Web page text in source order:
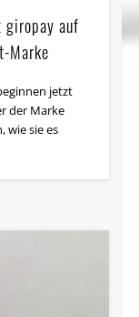
auf
Marke
jetzt
Marke
sie es